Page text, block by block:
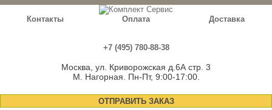
Контакты Оплата Доставка
+7 (495) 780-88-38
Москва, ул. Криворожская д.6А стр. 3
М. Нагорная. Пн-Пт, 9:00-17:00.
ОТПРАВИТЬ ЗАКАЗ